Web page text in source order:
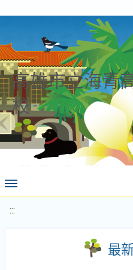
高雄市立海青
校
:::
最